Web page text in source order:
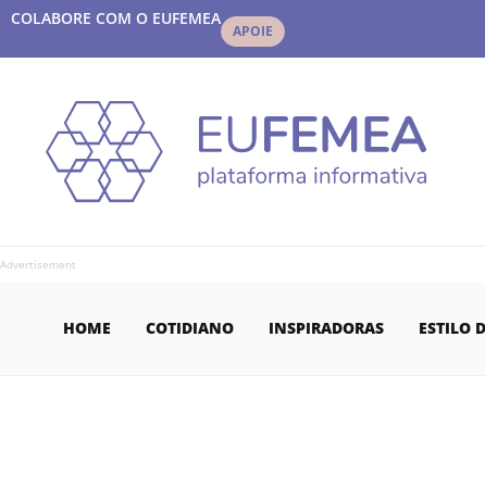
COLABORE COM O EUFEMEA
APOIE
Advertisement
HOME COTIDIANO INSPIRADORAS ESTILO